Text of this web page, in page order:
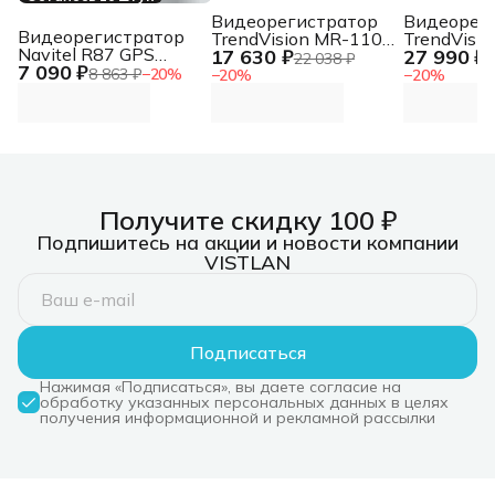
7 090 ₽8 863 ₽−20%
Видеорегистратор
Navitel R87 GPS
черный 1944x2592
17 630 ₽22 038 ₽
−20%
Видеорегистратор
TrendVision MR-1100
черный 2Mpix
2160x3840 2160p
27 990 ₽
−20%
Real 4K
8Mpix
Получите скидку 100 ₽
Подпишитесь на акции и новости компании
VISTLAN
Подписаться
Нажимая «Подписаться», вы даете согласие на
обработку указанных персональных данных в целях
получения информационной и рекламной рассылки